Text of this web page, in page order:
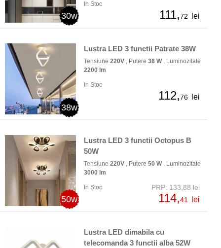
30w
In Stoc
111,72 lei
38w
Lustra LED 3 functii Patrate 38W
Tensiune 220V , Putere 38 W, Luminozitate
2200 lm
In Stoc
112,76 lei
50w
Lustra LED 3 functii Octopus B
50W
Tensiune 220V , Putere 50 W, Luminozitate
3000 lm
In Stoc PRP: 133,88 lei
114,41 lei
Lustra LED dimabila cu
telecomanda 3 functii alba 52W